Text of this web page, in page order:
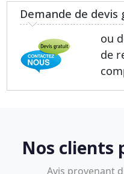
Demande de devis
ou
de
Nos clients
Avis provenant